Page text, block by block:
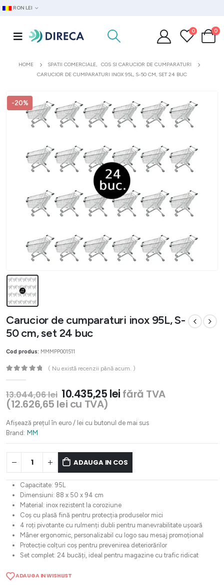
RON LEI
0 0
HOME SPATII COMERCIALE,
COS SI CARUCIOR DE CUMPARATURI
CARUCIOR DE CUMPARATURI INOX 95L, S-50 CM, SET 24 BUC
-20%
Carucior de cumparaturi inox 95L, S-
50 cm, set 24 buc
Cod produs: MMMPP001511
( Nu există recenzii până acum. )
13.044,06lei Prețul
inițial
fost:
10.435,25 leiPrețul
10.435,25 lei.
fără TVA
(12.626,65 lei cu TVA)
Afișează prețul în euro / lei cu butonul de mai sus
Brand: MM
ADAUGA IN COS
Capacitate: 95L
Dimensiuni: 88 x 50 x 94 cm
Material: inox rezistent la coroziune
Coș cu plasă fină pentru protecția produselor mici
4 roți pivotante cu rulmenți dubli pentru manevrabilitate ușoară
Mâner ergonomic, personalizabil cu logo sau mesaj promoțional
Protecție colțuri coș pentru prevenirea deteriorărilor
Set complet: 24 bucăți, ideal pentru magazine cu trafic ridicat
ADAUGA IN WISHLIST